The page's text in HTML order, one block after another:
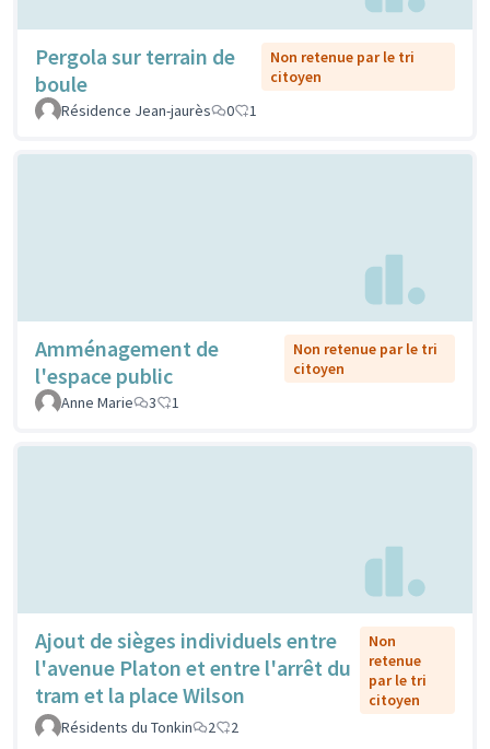
Pergola sur terrain de
boule
Non retenue par le tri
citoyen
Résidence Jean-jaurès
0 1
Amménagement de
l'espace public
Non retenue par le tri
citoyen
Anne Marie
3 1
Ajout de sièges individuels entre
l'avenue Platon et entre l'arrêt du
tram et la place Wilson
Non
retenue
par le tri
citoyen
Résidents du Tonkin
2 2